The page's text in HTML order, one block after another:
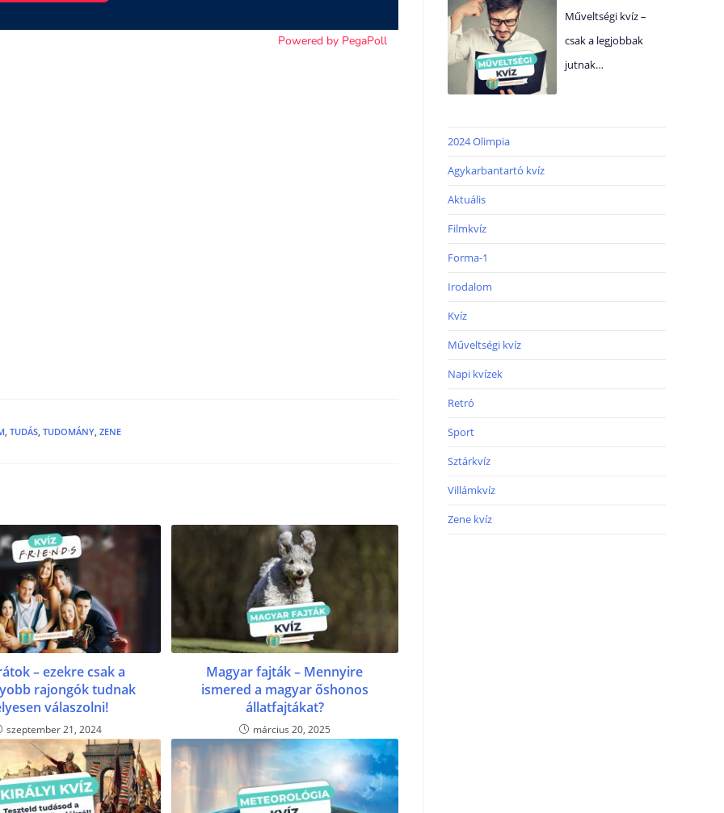
, TUDÁS, TUDOMÁNY, ZENE
– ezekre csak a
rajongók tudnak
válaszolni!
szeptember 21, 2024
Magyar fajták – Mennyire
ismered a magyar őshonos
állatfajtákat?
március 20, 2025
Műveltségi kvíz –
csak a legjobbak
jutnak…
2024 Olimpia
Agykarbantartó kvíz
Aktuális
Filmkvíz
Forma-1
Irodalom
Kvíz
Műveltségi kvíz
Napi kvízek
Retró
Sport
Sztárkvíz
Villámkvíz
Zene kvíz